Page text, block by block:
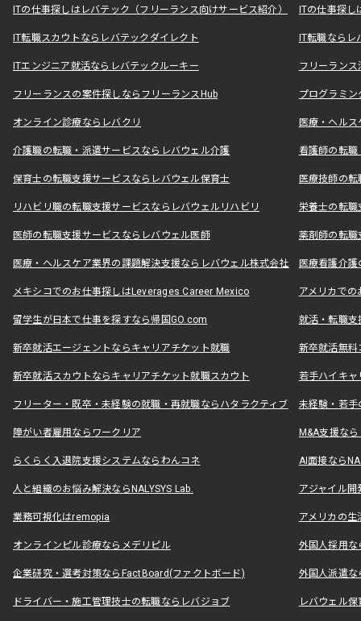
ITの仕事探しはレバテック（フリーランス向けサービス紹介） ITの仕事探
IT転職スカウトならレバテックダイレクト IT転職なら
ITエンジニア就活ならレバテックルーキー フリーラン
フリーランスの案件探しならフリーランスHub プログラミ
オンライン診療ならレバクリ 医療・ヘル
介護職の転職・派遣サービスならレバウェル介護 看護師の転
保育士の転職支援サービスならレバウェル保育士 医療技師の
リハビリ職の転職支援サービスならレバウェルリハビリ 栄養士の転
医師の転職支援サービスならレバウェル医師 薬剤師の転
医療・ヘルスケア業界の課題解決支援ならレバウェル株式会社 医療看護介
メキシコでのお仕事探しはLeverages Career Mexico アメリカで
留学生が日本で仕事を探すなら帰国GO.com 就活・転職
新卒就活エージェントならキャリアチケット就職 新卒就活無料
新卒就活スカウトならキャリアチケット就職スカウト 若手ハイキ
フリーター・既卒・未経験の就職・再就職ならハタラクティブ 未経験・若手
障がい者雇用ならワークリア M&A支援な
らくらく入退院支援システムならわんコネ AI面接なら
人と組織のお悩み解決ならNALYSYS Lab. アジャイル
業務可視化はremopia アメリカの
オンラインピル診療ならメデリピル 外国人採用
企業研究・選考対策ならFactBoard(ファクトボード) 外国人派遣な
ドライバー・施工管理技士の転職ならレバジョブ レバウェル